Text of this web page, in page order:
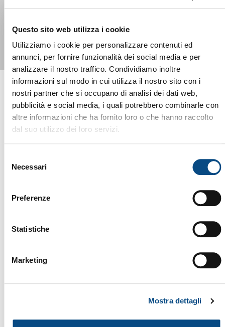
Questo sito web utilizza i cookie
Utilizziamo i cookie per personalizzare contenuti ed
annunci, per fornire funzionalità dei social media e per
analizzare il nostro traffico. Condividiamo inoltre
informazioni sul modo in cui utilizza il nostro sito con i
nostri partner che si occupano di analisi dei dati web,
pubblicità e social media, i quali potrebbero combinarle con
altre informazioni che ha fornito loro o che hanno raccolto
dal suo utilizzo dei loro servizi.
delNecessari
Preferenze
Statistiche
Marketing
Mostra dettagli
YOU MIGHT ALSO BE INTERESTED